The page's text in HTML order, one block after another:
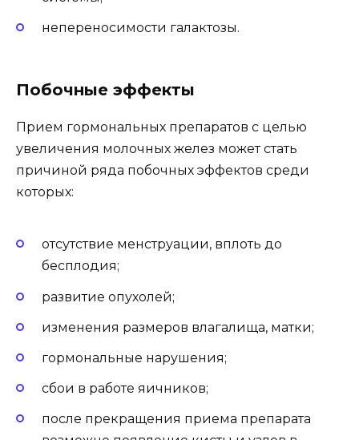
непереносимости галактозы.
Побочные эффекты
Прием гормональных препаратов с целью
увеличения молочных желез может стать
причиной ряда побочных эффектов среди
которых:
отсутствие менструации, вплоть до
бесплодия;
развитие опухолей;
изменения размеров влагалища, матки;
гормональные нарушения;
сбои в работе яичников;
после прекращения приема препарата